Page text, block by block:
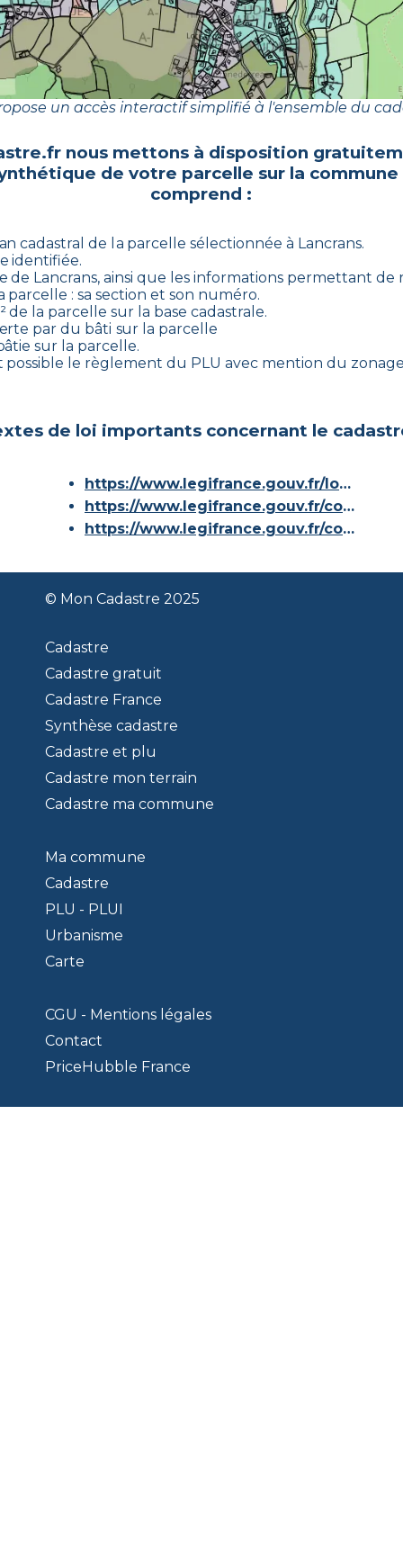
un accès interactif simplifié à l'ensemble du
nous mettons à disposition
de votre parcelle sur la
comprend :
cadastral de la parcelle sélectionnée à Lancrans.
identifiée.
de Lancrans, ainsi que les informations permettant
parcelle : sa section et son numéro.
de la parcelle sur la base cadastrale.
par du bâti sur la parcelle
sur la parcelle.
possible le règlement du PLU avec mention du
de loi importants concernant le
https://www.legifrance.gouv.fr/loda/id/JORFTEXT000000686267/
https://www.legifrance.gouv.fr/codes/article_lc/LEGIARTI000036588629/
https://www.legifrance.gouv.fr/codes/id/LEGISCTA000006180153/
© Mon Cadastre 2025
Cadastre
Cadastre gratuit
Cadastre France
Synthèse cadastre
Cadastre et plu
Cadastre mon terrain
Cadastre ma commune
Ma commune
Cadastre
PLU - PLUI
Urbanisme
Carte
CGU - Mentions légales
Contact
PriceHubble France